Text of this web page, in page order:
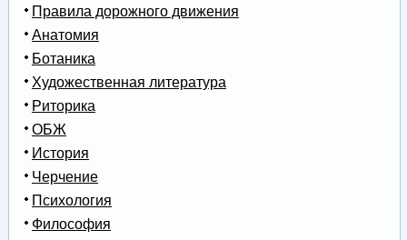
Правила дорожного движения
Анатомия
Ботаника
Художественная литература
Риторика
ОБЖ
История
Черчение
Психология
Философия